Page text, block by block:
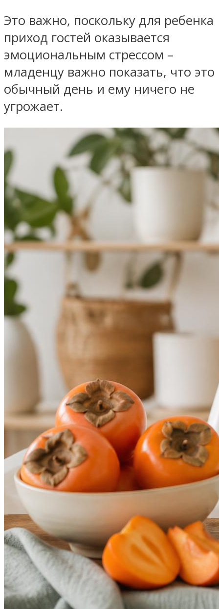
Это важно, поскольку для ребенка
приход гостей оказывается
эмоциональным стрессом –
младенцу важно показать, что это
обычный день и ему ничего не
угрожает.